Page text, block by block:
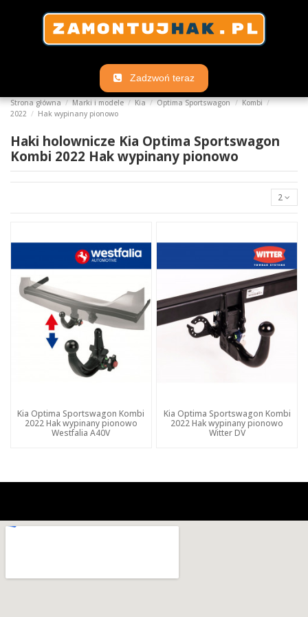
Zadzwoń teraz
Strona główna Marki i modele Kia Optima Sportswagon
Kombi
2022
Hak wypinany pionowo
Haki holownicze Kia Optima Sportswagon
Kombi 2022 Hak wypinany pionowo
2
Kia Optima Sportswagon Kombi
2022 Hak wypinany pionowo
Westfalia A40V
Kia Optima Sportswagon Kombi
2022 Hak wypinany pionowo
Witter DV